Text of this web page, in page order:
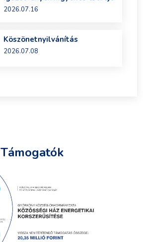
2026.07.16
Köszönetnyilvánítás
2026.07.08
Támogatók